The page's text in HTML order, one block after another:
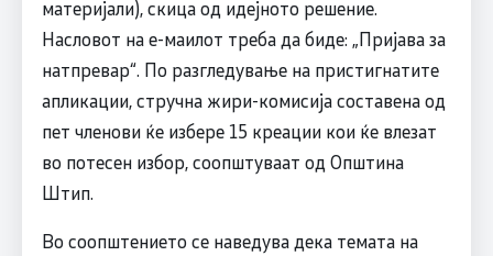
материјали), скица од идејното решение.
Насловот на е-маилот треба да биде: „Пријава за
натпревар“. По разгледување на пристигнатите
апликации, стручна жири-комисија составена од
пет членови ќе избере 15 креации кои ќе влезат
во потесен избор, соопштуваат од Општина
Штип.
Во соопштението се наведува дека темата на